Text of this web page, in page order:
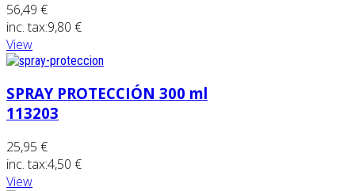
56,49 €
inc. tax:9,80 €
View
SPRAY PROTECCIÓN 300 ml
113203
25,95 €
inc. tax:4,50 €
View